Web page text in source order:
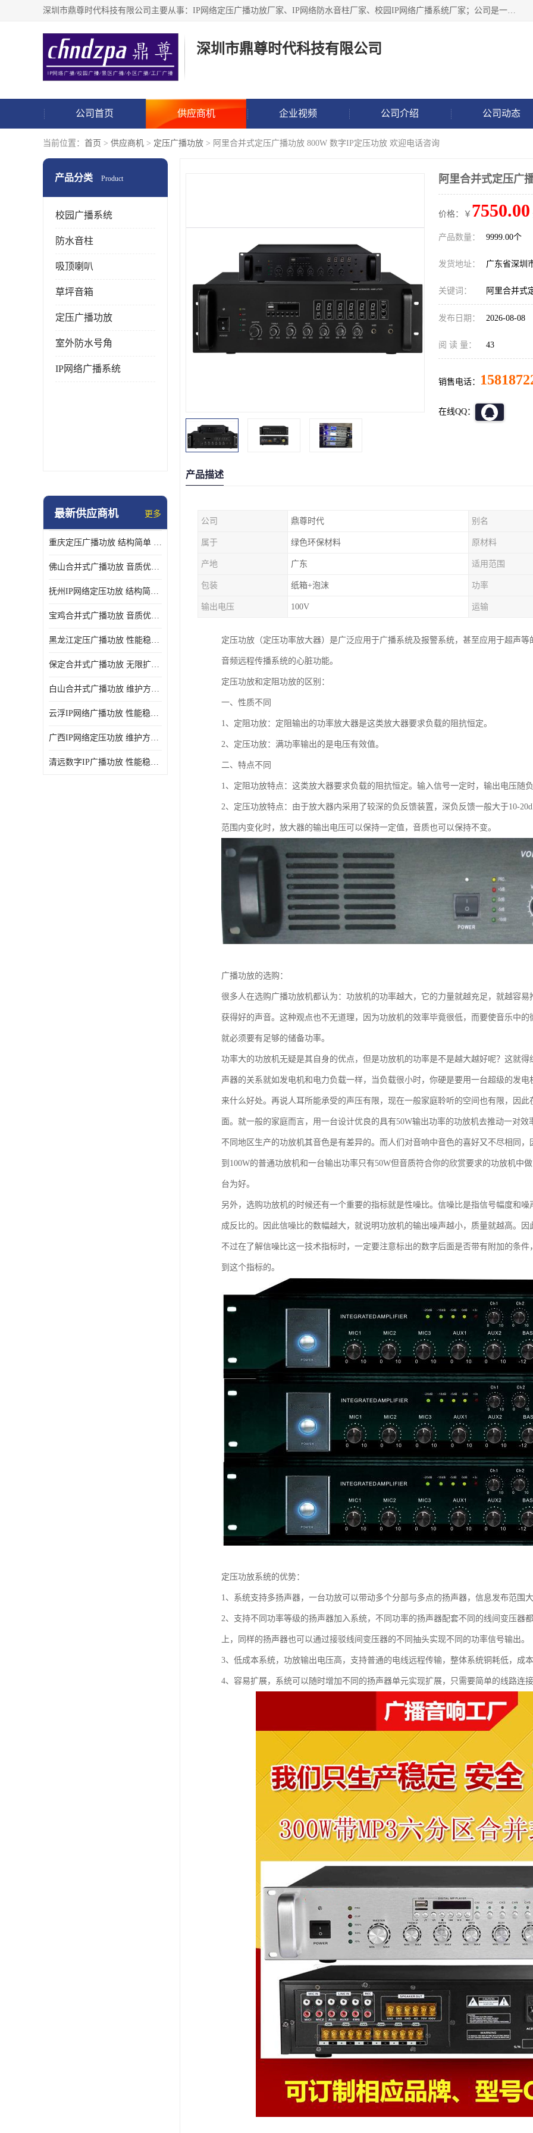
深圳市鼎尊时代科技有限公司主要从事：IP网络定压广播功放厂家、IP网络防水音柱厂家、校园IP网络广播系统厂家；公司是一家集研发、生产、销售公共广播器材于一体的现代电子科技企业。公司成立多年来，本着“自主研发技术、开拓稳定的产品”的宗旨，集多年的行业经验，引航广播行业的迅猛发展，使产品能够适应时代技术发展的需要。
深圳市鼎尊时代科技有限公司
公司首页 供应商机 企业视频 公司介绍 公司动态
当前位置： 首页 > 供应商机 > 定压广播功放 > 阿里合并式定压广播功放 800W 数字IP定压功放 欢迎电话咨询
产品分类 Product
校园广播系统
防水音柱
吸顶喇叭
草坪音箱
定压广播功放
室外防水号角
IP网络广播系统
最新供应商机 更多
重庆定压广播功放 结构简单 传输距离远
佛山合并式广播功放 音质优美清晰 输出电压大 电流小
抚州IP网络定压功放 结构简单 多应用于公共场合
宝鸡合并式广播功放 音质优美清晰 维护方便
黑龙江定压广播功放 性能稳定 无限扩容
保定合并式广播功放 无限扩容 设计结构简单
白山合并式广播功放 维护方便 多应用于公共场合
云浮IP网络广播功放 性能稳定 设计结构简单
广西IP网络定压功放 维护方便 多应用于公共场合
清远数字IP广播功放 性能稳定 传输距离远
阿里合并式定压广
价格：￥ 7550.00
产品数量： 9999.00个
发货地址： 广东省深圳
关键词： 阿里合并式
发布日期： 2026-08-08
阅 读 量： 43
销售电话：
在线QQ：
产品描述
公司 鼎尊时代 别名
属于 绿色环保材料 原材料
产地 广东 适用范围
包装 纸箱+泡沫 功率
输出电压 100V 运输
定压功放（定压功率放大器）是广泛应用于广播系统及报警系统，甚至应用于超声
音频远程传播系统的心脏功能。
定压功放和定阻功放的区别：
一、性质不同
1、定阻功放：定阻输出的功率放大器是这类放大器要求负载的阻抗恒定。
2、定压功放：满功率输出的是电压有效值。
二、特点不同
1、定阻功放特点：这类放大器要求负载的阻抗恒定。输入信号一定时，输出电压随
2、定压功放特点：由于放大器内采用了较深的负反馈装置，深负反馈一般大于10-
范围内变化时，放大器的输出电压可以保持一定值，音质也可以保持不变。
广播功放的选购：
很多人在选购广播功放机都认为：功放机的功率越大，它的力量就越充足，就越容
获得好的声音。这种观点也不无道理，因为功放机的效率毕竟很低，而要使音乐中
就必须要有足够的储备功率。
功率大的功放机无疑是其自身的优点，但是功放机的功率是不是越大越好呢？这就
声器的关系就如发电机和电力负载一样，当负载很小时，你硬是要用一台超级的发
来什么好处。再说人耳所能承受的声压有限，现在一般家庭聆听的空间也有限，因
面。就一般的家庭而言，用一台设计优良的具有50W输出功率的功放机去推动一对
不同地区生产的功放机其音色是有差异的。而人们对音响中音色的喜好又不尽相同
到100W的普通功放机和一台输出功率只有50W但音质符合你的欣赏要求的功放机中
台为好。
另外，选购功放机的时候还有一个重要的指标就是性噪比。信噪比是指信号幅度和
成反比的。因此信噪比的数幅越大，就说明功放机的输出噪声越小，质量就越高。
不过在了解信噪比这一技术指标时，一定要注意标出的数字后面是否带有附加的条
到这个指标的。
定压功放系统的优势：
1、系统支持多扬声器，一台功放可以带动多个分部与多点的扬声器，信息发布范围
2、支持不同功率等级的扬声器加入系统，不同功率的扬声器配套不同的线间变压器
上，同样的扬声器也可以通过接驳线间变压器的不同抽头实现不同的功率信号输出。
3、低成本系统，功放输出电压高，支持普通的电线远程传输，整体系统铜耗低，成
4、容易扩展，系统可以随时增加不同的扬声器单元实现扩展，只需要简单的线路连